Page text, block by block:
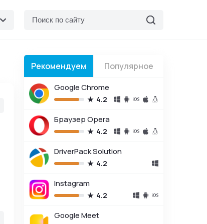
Рекомендуем Популярное
Google Chrome
4.2
Браузер Opera
4.2
DriverPack Solution
4.2
Instagram
4.2
Google Meet